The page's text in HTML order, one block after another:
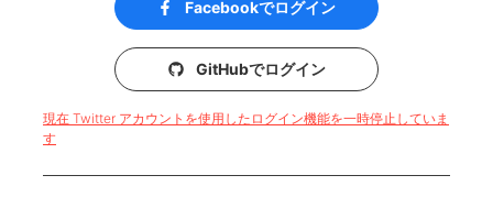
Facebookでログイン
GitHubでログイン
現在 Twitter アカウントを使用したログイン機能を一時停止していま
す